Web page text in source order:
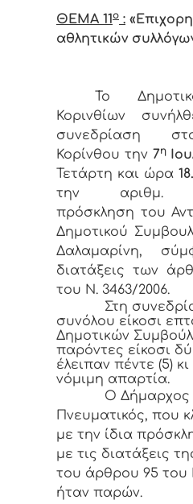
ΘΕΜΑ 11ο :
αθλητικών
Το
Κορινθίων
συνεδρίαση
Κορίνθου την 7η
Τετάρτη και ώρα
την
πρόσκληση του
Δημοτικού
Δαλαμαρίνη,
διατάξεις των
του Ν. 3463/2006.
Στη
συνόλου είκοσι
Δημοτικών
παρόντες είκοσι
έλειπαν πέντε (5)
νόμιμη απαρτία.
Ο Δήμαρχος κ.
Πνευματικός, που
με την ίδια
με τις διατάξεις
του άρθρου 95 του
ήταν παρών.